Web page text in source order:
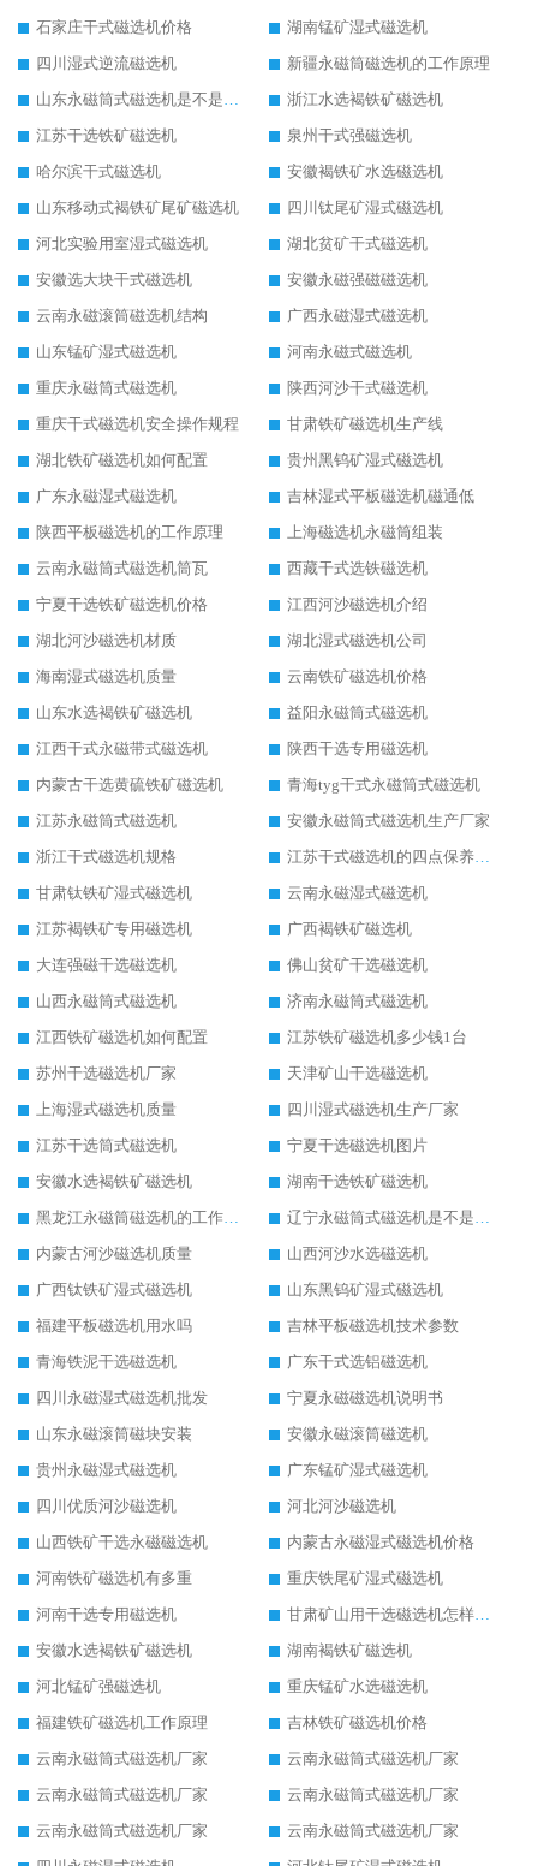
石家庄干式磁选机价格
湖南锰矿湿式磁选机
四川湿式逆流磁选机
新疆永磁筒磁选机的工作原理
山东永磁筒式磁选机是不是强磁
浙江水选褐铁矿磁选机
江苏干选铁矿磁选机
泉州干式强磁选机
哈尔滨干式磁选机
安徽褐铁矿水选磁选机
山东移动式褐铁矿尾矿磁选机
四川钛尾矿湿式磁选机
河北实验用室湿式磁选机
湖北贫矿干式磁选机
安徽选大块干式磁选机
安徽永磁强磁磁选机
云南永磁滚筒磁选机结构
广西永磁湿式磁选机
山东锰矿湿式磁选机
河南永磁式磁选机
重庆永磁筒式磁选机
陕西河沙干式磁选机
重庆干式磁选机安全操作规程
甘肃铁矿磁选机生产线
湖北铁矿磁选机如何配置
贵州黑钨矿湿式磁选机
广东永磁湿式磁选机
吉林湿式平板磁选机磁通低
陕西平板磁选机的工作原理
上海磁选机永磁筒组装
云南永磁筒式磁选机筒瓦
西藏干式选铁磁选机
宁夏干选铁矿磁选机价格
江西河沙磁选机介绍
湖北河沙磁选机材质
湖北湿式磁选机公司
海南湿式磁选机质量
云南铁矿磁选机价格
山东水选褐铁矿磁选机
益阳永磁筒式磁选机
江西干式永磁带式磁选机
陕西干选专用磁选机
内蒙古干选黄硫铁矿磁选机
青海tyg干式永磁筒式磁选机
江苏永磁筒式磁选机
安徽永磁筒式磁选机生产厂家
浙江干式磁选机规格
江苏干式磁选机的四点保养秘籍
甘肃钛铁矿湿式磁选机
云南永磁湿式磁选机
江苏褐铁矿专用磁选机
广西褐铁矿磁选机
大连强磁干选磁选机
佛山贫矿干选磁选机
山西永磁筒式磁选机
济南永磁筒式磁选机
江西铁矿磁选机如何配置
江苏铁矿磁选机多少钱1台
苏州干选磁选机厂家
天津矿山干选磁选机
上海湿式磁选机质量
四川湿式磁选机生产厂家
江苏干选筒式磁选机
宁夏干选磁选机图片
安徽水选褐铁矿磁选机
湖南干选铁矿磁选机
黑龙江永磁筒磁选机的工作原理
辽宁永磁筒式磁选机是不是强磁
内蒙古河沙磁选机质量
山西河沙水选磁选机
广西钛铁矿湿式磁选机
山东黑钨矿湿式磁选机
福建平板磁选机用水吗
吉林平板磁选机技术参数
青海铁泥干选磁选机
广东干式选铝磁选机
四川永磁湿式磁选机批发
宁夏永磁磁选机说明书
山东永磁滚筒磁块安装
安徽永磁滚筒磁选机
贵州永磁湿式磁选机
广东锰矿湿式磁选机
四川优质河沙磁选机
河北河沙磁选机
山西铁矿干选永磁磁选机
内蒙古永磁湿式磁选机价格
河南铁矿磁选机有多重
重庆铁尾矿湿式磁选机
河南干选专用磁选机
甘肃矿山用干选磁选机怎样调磁
安徽水选褐铁矿磁选机
湖南褐铁矿磁选机
河北锰矿强磁选机
重庆锰矿水选磁选机
福建铁矿磁选机工作原理
吉林铁矿磁选机价格
云南永磁筒式磁选机厂家
云南永磁筒式磁选机厂家
云南永磁筒式磁选机厂家
云南永磁筒式磁选机厂家
云南永磁筒式磁选机厂家
云南永磁筒式磁选机厂家